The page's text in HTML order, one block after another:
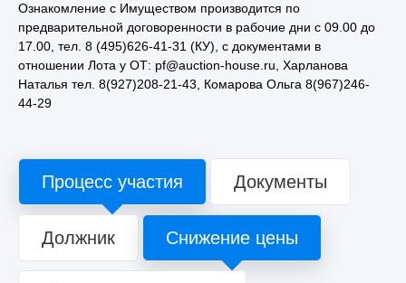
Ознакомление с Имуществом производится по
предварительной договоренности в рабочие дни с 09.00 до
17.00, тел. 8 (495)626-41-31 (КУ), с документами в
отношении Лота у ОТ: pf@auction-house.ru, Харланова
Наталья тел. 8(927)208-21-43, Комарова Ольга 8(967)246-
44-29
Процесс участия Документы
Должник Снижение цены